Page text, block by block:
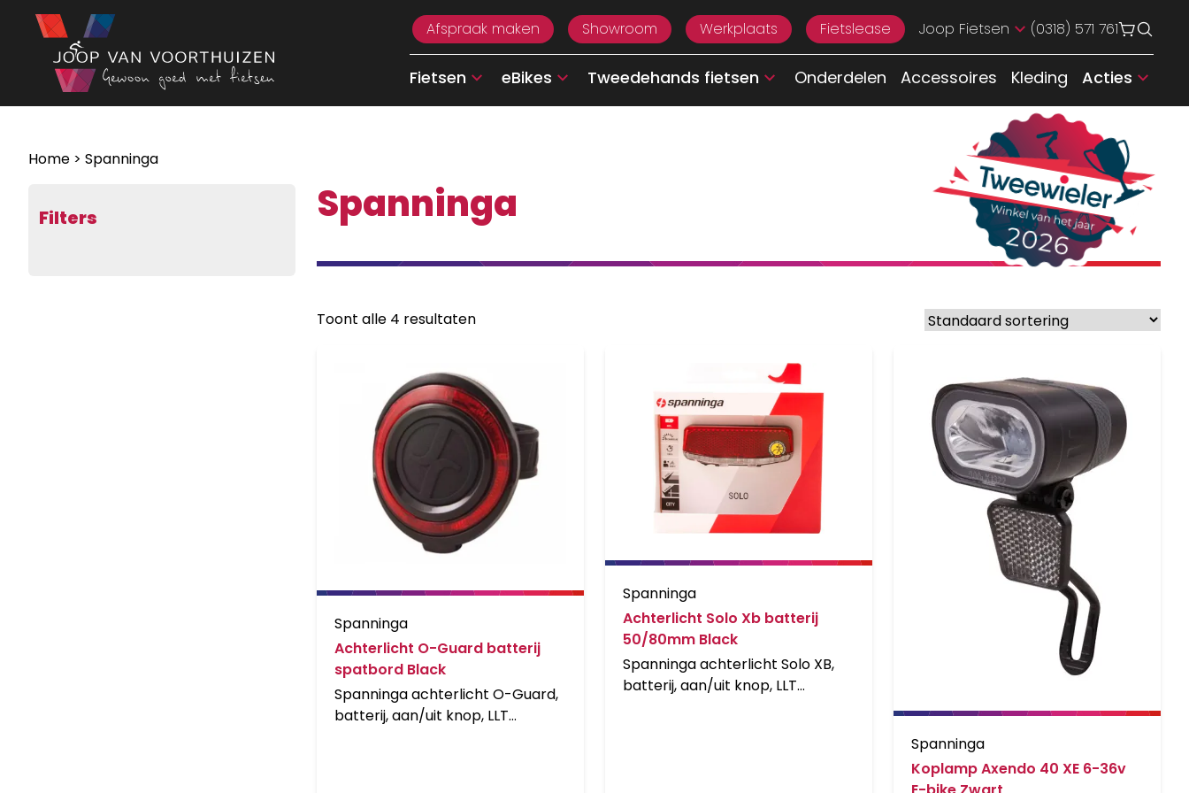
Ga naar de inhoud
Afspraak maken
Showroom Werkplaats Fietslease Joop Fietsen (0318) 571 761
Fietsen eBikes Tweedehands fietsen Onderdelen Accessoires Kleding Acties
Home > Spanninga
Filters Spanninga
Toont alle 4 resultaten
Spanninga
Achterlicht O-Guard batterij
spatbord Black
Spanninga achterlicht O-Guard,
batterij, aan/uit knop, LLT
Spanninga
Achterlicht Solo Xb batterij
50/80mm Black
Spanninga achterlicht Solo XB,
batterij, aan/uit knop, LLT
Spanninga
Koplamp Axendo 40 XE 6-36v